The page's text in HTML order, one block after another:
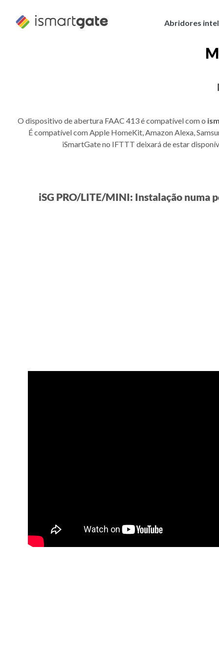
Abridores
O dispositivo de abertura FAAC 413 é compatível com o
É compatível com Apple HomeKit, Amazon Alexa,
iSmartGate no IFTTT deixará de estar
iSG PRO/LITE/MINI: Instalação numa